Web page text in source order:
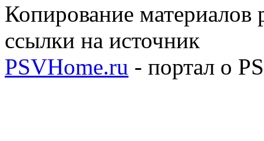
Копирование материалов
ссылки на источник
PSVHome.ru - портал о